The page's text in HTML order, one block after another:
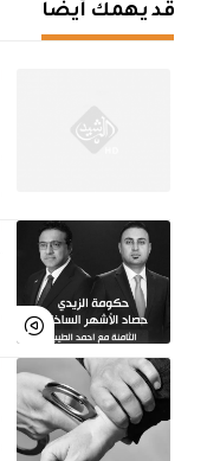
قد يهمك أيضا